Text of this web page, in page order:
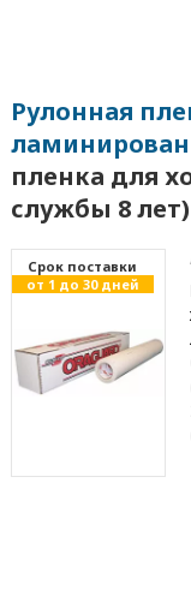
Рулонная
пленка для
службы 8
Cрок поставки
от 1 до 30 дней